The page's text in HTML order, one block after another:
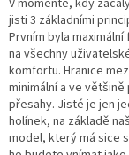
V momentě, kdy
jisti 3 základními
Prvním byla
na všechny
komfortu. Hranice
minimální a ve
přesahy. Jisté je jen
holínek, na základě
model, který má sice